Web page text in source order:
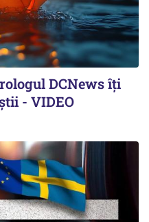
DCNews îți
- VIDEO